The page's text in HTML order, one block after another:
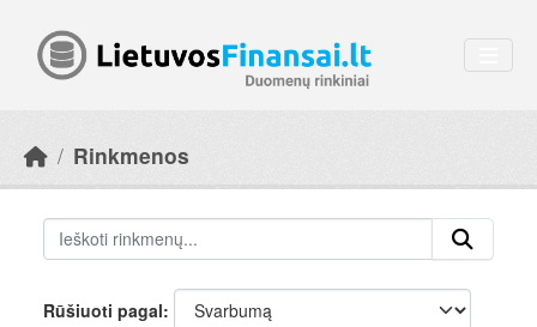
Rinkmenos
Rūšiuoti pagal